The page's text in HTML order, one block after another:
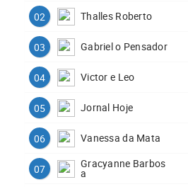
02 Thalles Roberto
03 Gabriel o Pensador
04 Victor e Leo
05 Jornal Hoje
06 Vanessa da Mata
07 Gracyanne Barbos
a